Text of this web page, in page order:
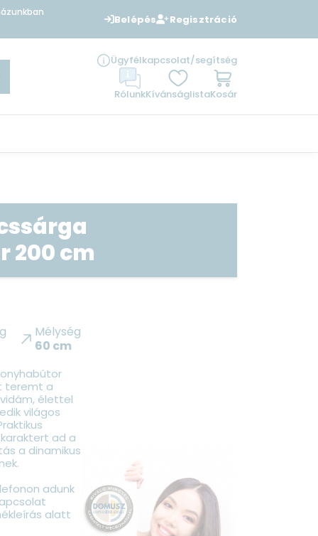
Belépés Regisztráció
Ügyfélkapcsolat/segítség
RólunkKívánságlistaKosár
200 cm
Mélység
60 cm
teremt a
élettel
világos
ad a
a dinamikus
adunk
alatt